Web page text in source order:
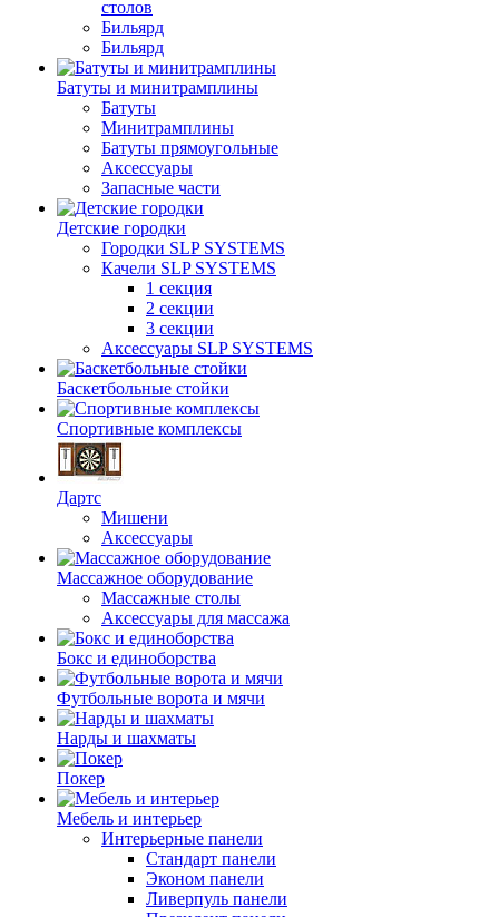
столов
Бильяpд
Бильяpд
Батуты и минитрамплины
Батуты
Минитрамплины
Батуты прямоугольные
Аксессуары
Запасные части
Детские городки
Городки SLP SYSTEMS
Качели SLP SYSTEMS
1 секция
2 секции
3 секции
Аксессуары SLP SYSTEMS
Баскетбольные стойки
Спортивные комплексы
Дартс
Мишени
Аксессуары
Массажное оборудование
Массажные столы
Аксессуары для массажа
Бокс и единоборства
Футбольные ворота и мячи
Нарды и шахматы
Покер
Мебель и интерьер
Интерьерные панели
Стандарт панели
Эконом панели
Ливерпуль панели